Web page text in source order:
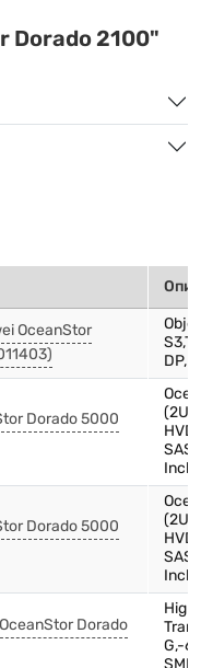
Dorado 2100"
OceanStor
Dorado 5000
Dorado 5000
Dorado
High
G,-